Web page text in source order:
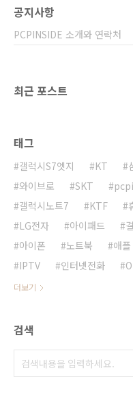
공지사항
PCPINSIDE 소개와 연락처
최근 포스트
태그
갤럭시S7엣지 KT
와이브로
SKT
갤럭시노트7
KTF
LG전자
아이패드
아이폰
노트북 애플
IPTV
인터넷전화
더보기
검색